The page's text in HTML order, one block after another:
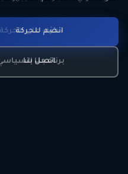
تعرّف على الحركة
برنامجنا
انضم للحركة
اتصل بنا